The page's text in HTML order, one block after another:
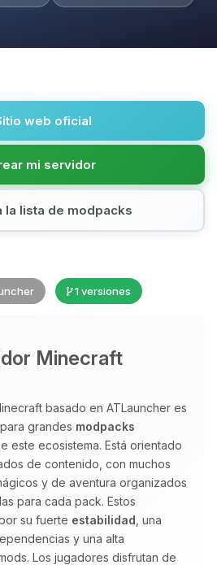
web oficial
mi servidor
la lista de modpacks
1 versiones
Minecraft
basado en ATLauncher es
grandes modpacks
este ecosistema. Está orientado
de contenido, con muchos
y de aventura organizados
para cada pack. Estos
su fuerte estabilidad , una
y una alta
Los jugadores disfrutan de
alguien con quien
Choupy, tu pequeno
BoxToPlay. Cuentame
y moveré mis
para ayudarte.